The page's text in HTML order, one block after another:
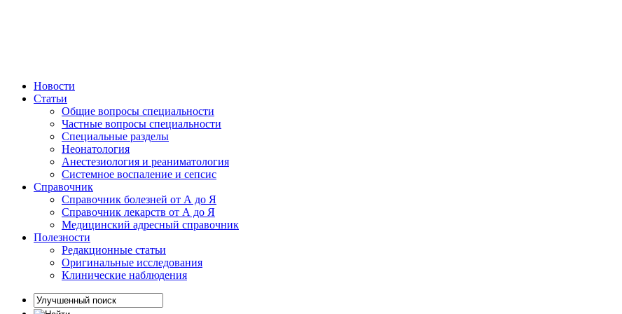
Новости
Статьи
Общие вопросы специальности
Частные вопросы специальности
Специальные разделы
Неонатология
Анестезиология и реаниматология
Системное воспаление и сепсис
Справочник
Справочник болезней от А до Я
Справочник лекарств от А до Я
Медицинский адресный справочник
Полезности
Редакционные статьи
Оригинальные исследования
Клинические наблюдения